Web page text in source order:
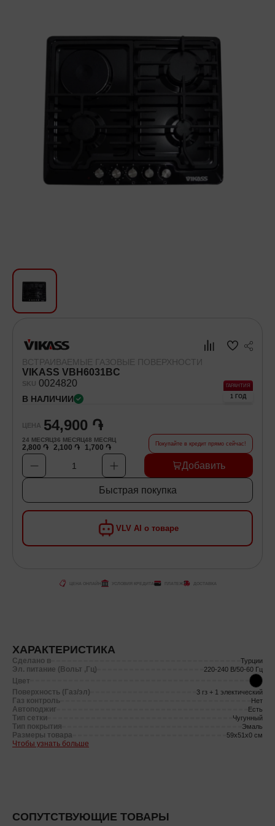
Красота и Уход
Аудиотехника для автомобилей
Инструменты
Посуда
Хозяйственные товары
VLV AI о товаре
ВСТРАИВАЕМЫЕ ГАЗОВЫЕ ПОВЕРХНОСТИ
VIKASS VBH6031BC
SKU 0024820
В НАЛИЧИИ
ГАРАНТИЯ
1 ГОД
ЦЕНА 54,900 ֏
24 МЕСЯЦ
2,800 ֏
36 МЕСЯЦ
2,100 ֏
48 МЕСЯЦ
1,700 ֏ Покупайте в кредит прямо сейчас!
1 Добавить
Быстрая покупка
ЦЕНА ОНЛАЙН УСЛОВИЯ КРЕДИТА ПЛАТЕЖ ДОСТАВКА
ХАРАКТЕРИСТИКА
Сделано в Турции
Эл. питание (Вольт ,Гц) 220-240 В/50-60 Гц
Цвет
Поверхность (Газ/эл)
3 гз + 1 электический
Газ контроль Нет
Автоподжиг Есть
Тип сетки Чугунный
Тип покрытия Эмаль
Размеры товара 59x51x0 см
Чтобы узнать больше
СОПУТСТВУЮЩИЕ ТОВАРЫ